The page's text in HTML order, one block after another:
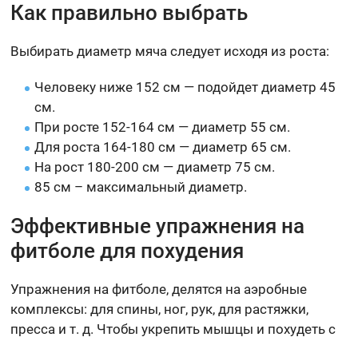
Как правильно выбрать
Выбирать диаметр мяча следует исходя из роста:
Человеку ниже 152 см — подойдет диаметр 45
см.
При росте 152-164 см — диаметр 55 см.
Для роста 164-180 см — диаметр 65 см.
На рост 180-200 см — диаметр 75 см.
85 см – максимальный диаметр.
Эффективные упражнения на
фитболе для похудения
Упражнения на фитболе, делятся на аэробные
комплексы: для спины, ног, рук, для растяжки,
пресса и т. д. Чтобы укрепить мышцы и похудеть с